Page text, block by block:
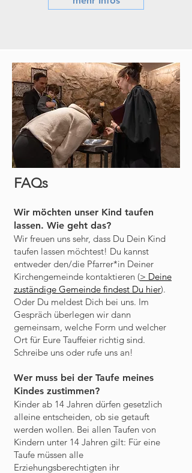
FAQs
Wir möchten unser Kind taufen
lassen. Wie geht das?
Wir freuen uns sehr, dass Du Dein Kind
taufen lassen möchtest! Du kannst
entweder den/die Pfarrer*in Deiner
Kirchengemeinde kontaktieren (> Deine
zuständige Gemeinde findest Du hier).
Oder Du meldest Dich bei uns. Im
Gespräch überlegen wir dann
gemeinsam, welche Form und welcher
Ort für Eure Tauffeier richtig sind.
Schreibe uns oder rufe uns an!
Wer muss bei der Taufe meines
Kindes zustimmen?
Kinder ab 14 Jahren dürfen gesetzlich
alleine entscheiden, ob sie getauft
werden wollen. Bei allen Taufen von
Kindern unter 14 Jahren gilt: Für eine
Taufe müssen alle
Erziehungsberechtigten ihr